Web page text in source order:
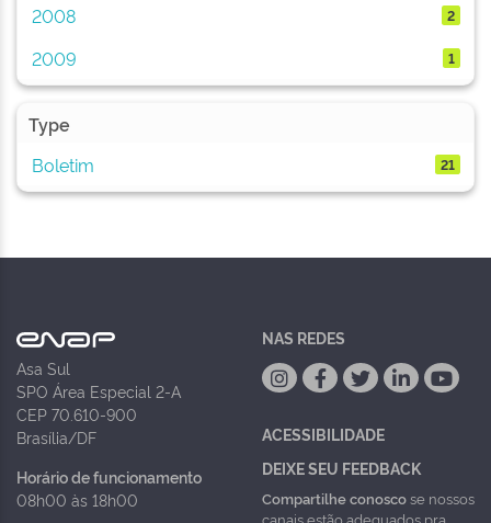
2008 2
2009 1
Type
Boletim
21
Asa Sul
SPO Área Especial 2-A
CEP 70.610-900
Brasília/DF
Horário de funcionamento
08h00 às 18h00
NAS REDES
ACESSIBILIDADE
DEIXE SEU FEEDBACK
Compartilhe conoscose nossos
canais estão adequados pra